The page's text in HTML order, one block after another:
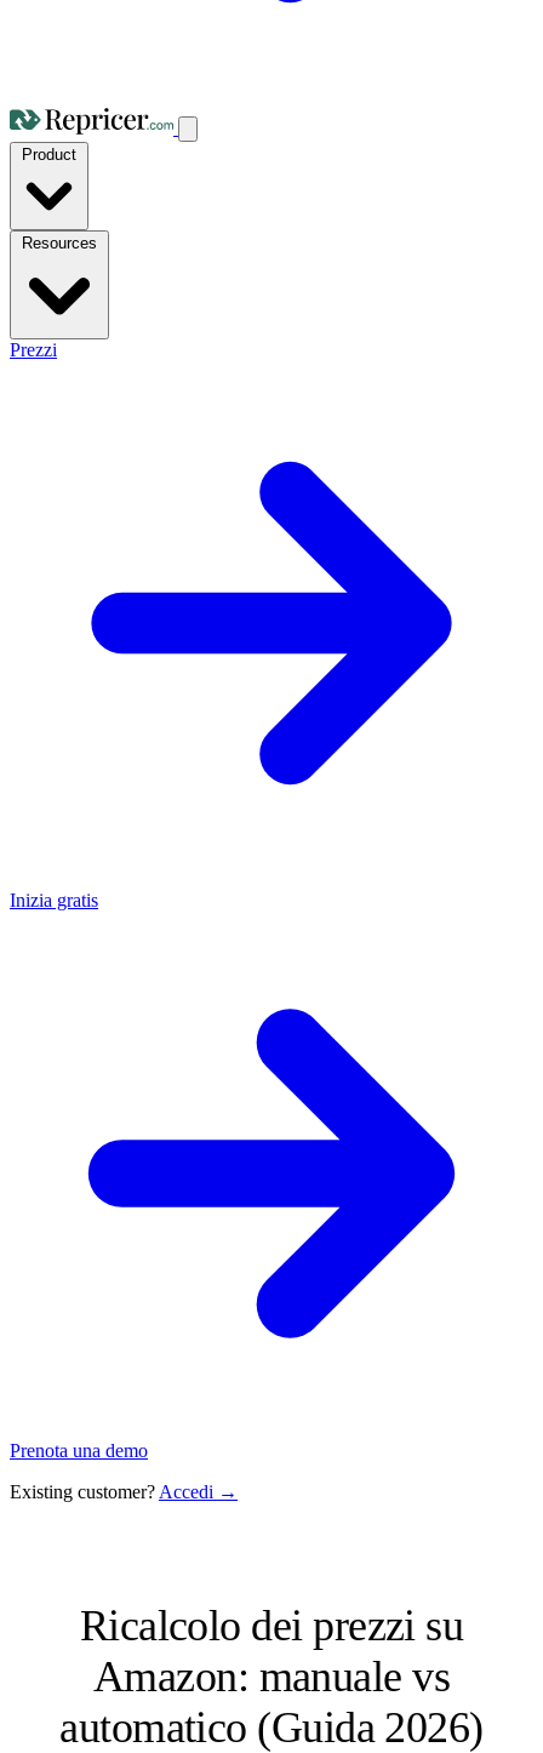
Prezzi
Inizia gratis
Prenota una demo
Existing customer? Accedi →
Ricalcolo dei prezzi su
Amazon: manuale vs
automatico (Guida 2026)